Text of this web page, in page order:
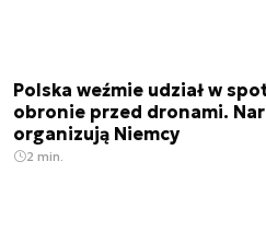
Polska weźmie udział w
obronie przed dronami.
organizują Niemcy
2 min.